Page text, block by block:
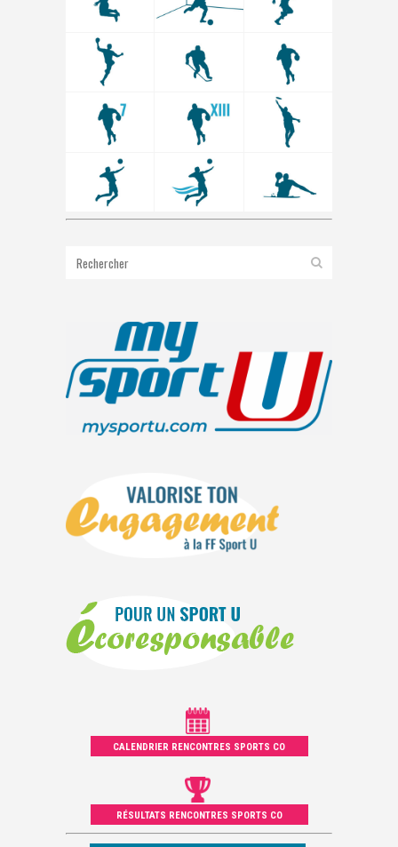
CALENDRIER RENCONTRES SPORTS CO
RÉSULTATS RENCONTRES SPORTS CO